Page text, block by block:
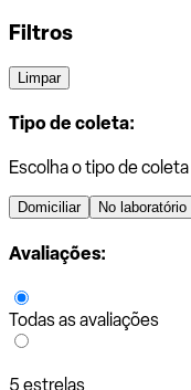
Filtros
Limpar
Tipo de coleta:
Escolha o tipo de coleta
Domiciliar No laboratório
Avaliações:
Todas as avaliações
5 estrelas